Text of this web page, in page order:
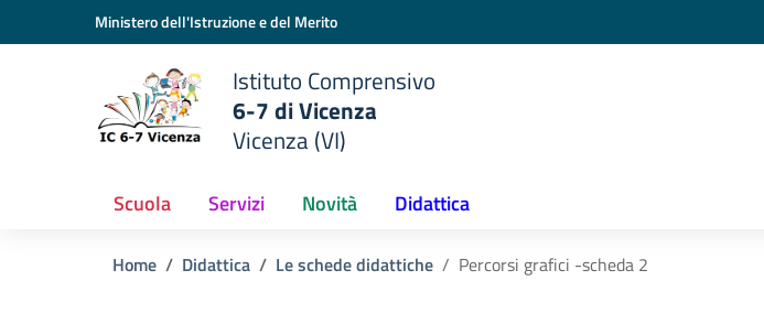
Vai ai contenuti
Vai al menu di navigazioneMinistero dell'Istruzione e del Merito
Istituto Comprensivo
6-7 di Vicenza
Vicenza (VI)
Scuola Servizi Novità Didattica
Home Didattica Le schede didattiche Percorsi grafici -scheda 2